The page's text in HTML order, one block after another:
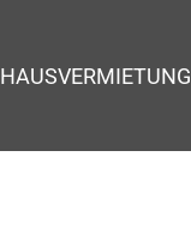
HAUSVERMIETUNG